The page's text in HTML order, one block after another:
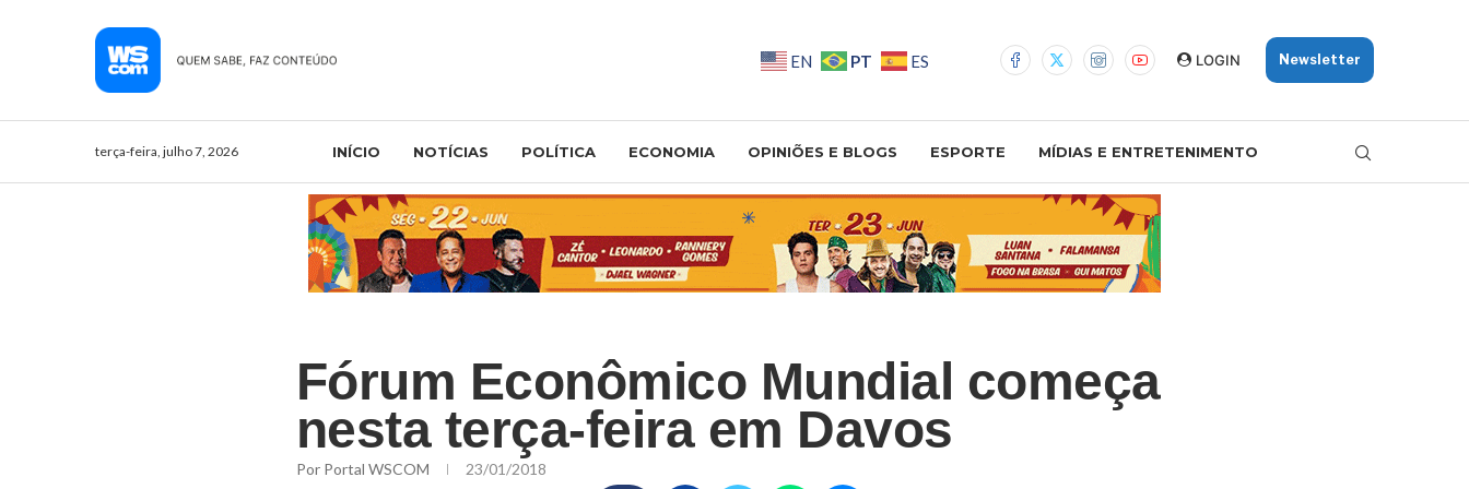
EN PT ES LOGIN Newsletter
terça-feira, julho 7, 2026 INÍCIO NOTÍCIAS POLÍTICA ECONOMIA OPINIÕES E BLOGS ESPORTE MÍDIAS E ENTRETENIMENTO
Fórum Econômico Mundial começa
nesta terça-feira em Davos
Por Portal WSCOM 23/01/2018